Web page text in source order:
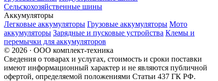
Сельскохозяйственные шины
Аккумуляторы
Легковые аккумуляторы Грузовые аккумуляторы Мото
аккумуляторы Зарядные и пусковые устройства Клемы и
перемычки для аккумуляторов
© 2026 · ООО комплект-техника
Сведения о товарах и услугах, стоимость и сроки поставки
имеют информационный характер и не являются публичной
офертой, определяемой положениями Статьи 437 ГК РФ.